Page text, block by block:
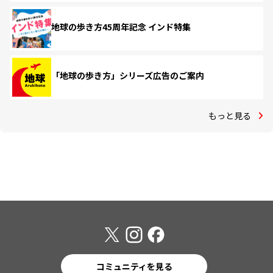
地球の歩き方45周年記念 インド特集
「地球の歩き方」シリーズ広告のご案内
もっと見る
コミュニティを見る